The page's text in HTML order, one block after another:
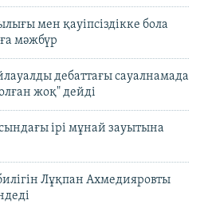
мен қауіпсіздікке бола
мәжбүр
дебаттағы сауалнамада
жоқ" дейді
ірі мұнай зауытына
Лұқпан Ахмедияровты